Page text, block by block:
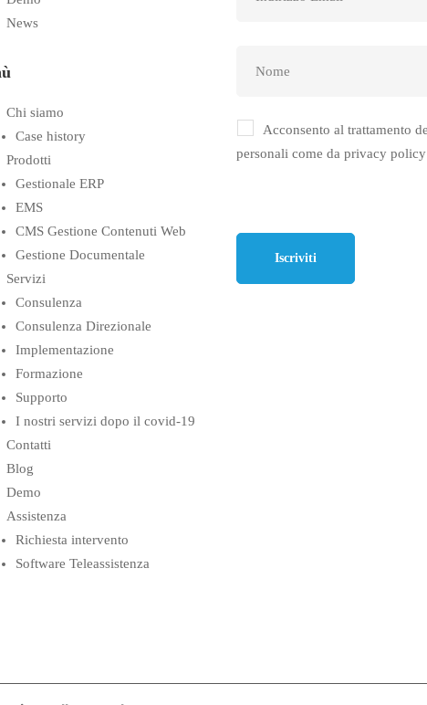
News
Chi siamo
Case history
Prodotti
Gestionale ERP
EMS
CMS Gestione Contenuti Web
Gestione Documentale
Servizi
Consulenza
Consulenza Direzionale
Implementazione
Formazione
Supporto
I nostri servizi dopo il covid-19
Contatti
Blog
Demo
Assistenza
Richiesta intervento
Software Teleassistenza
Acconsento al trattamento
personali come da privacy policy